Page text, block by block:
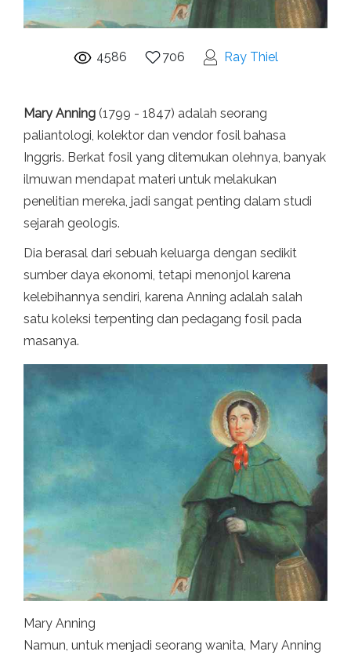
4586 706 Ray Thiel
Mary Anning (1799 - 1847) adalah seorang
paliantologi, kolektor dan vendor fosil bahasa
Inggris. Berkat fosil yang ditemukan olehnya, banyak
ilmuwan mendapat materi untuk melakukan
penelitian mereka, jadi sangat penting dalam studi
sejarah geologis.
Dia berasal dari sebuah keluarga dengan sedikit
sumber daya ekonomi, tetapi menonjol karena
kelebihannya sendiri, karena Anning adalah salah
satu koleksi terpenting dan pedagang fosil pada
masanya.
Mary Anning
Namun, untuk menjadi seorang wanita, Mary Anning